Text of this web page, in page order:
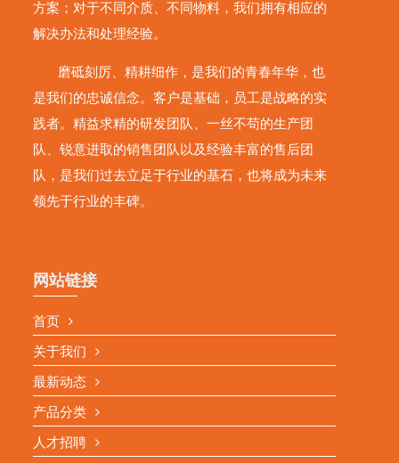
方案；对于不同介质、不同物料，我们拥有相应的
解决办法和处理经验。
磨砥刻厉、精耕细作，是我们的青春年华，也
是我们的忠诚信念。客户是基础，员工是战略的实
践者。精益求精的研发团队、一丝不苟的生产团
队、锐意进取的销售团队以及经验丰富的售后团
队，是我们过去立足于行业的基石，也将成为未来
领先于行业的丰碑。
网站链接
首页
关于我们
最新动态
产品分类
人才招聘